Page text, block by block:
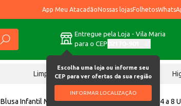
App Meu AtacadãoNossas lojasFolhetos
Entregue pela Loja - Vila Maria
para o CEP
Escolha uma loja ou informe seu
CEP para ver ofertas da sua região
INFORMAR LOCALIZAÇÃO
Limpeza Chocolates
Blusa Infantil Moletom Blue Bay Menina Tamanho 4 a 8